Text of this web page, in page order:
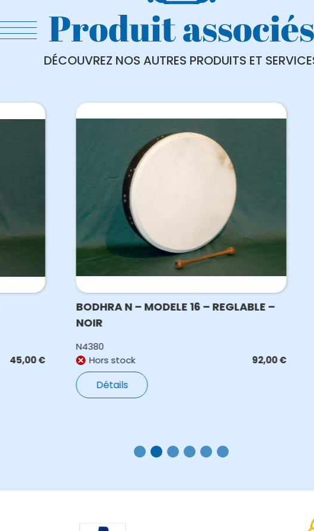
Produit associés
DÉCOUVREZ NOS AUTRES PRODUITS ET
45,00€
BODHRA N – MODELE 16 – REGLABLE –
NOIR
N4380
Hors stock
92,00€
Détails